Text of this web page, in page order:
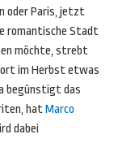
oder Paris, jetzt
romantische Stadt
möchte, strebt
im Herbst etwas
begünstigt das
hatMarco
dabei